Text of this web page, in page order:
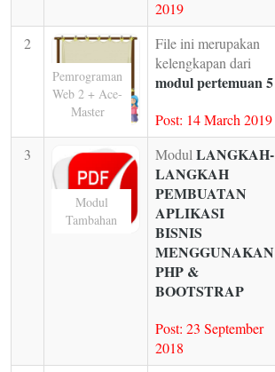
2019
2
Pemrograman
Web 2 + Ace-
Master
File ini merupakan
kelengkapan dari
modul pertemuan 5
Post: 14 March 2019
3
Modul
Tambahan
Modul LANGKAH-
LANGKAH
PEMBUATAN
APLIKASI
BISNIS
MENGGUNAKAN
PHP &
BOOTSTRAP
Post: 23 September
2018